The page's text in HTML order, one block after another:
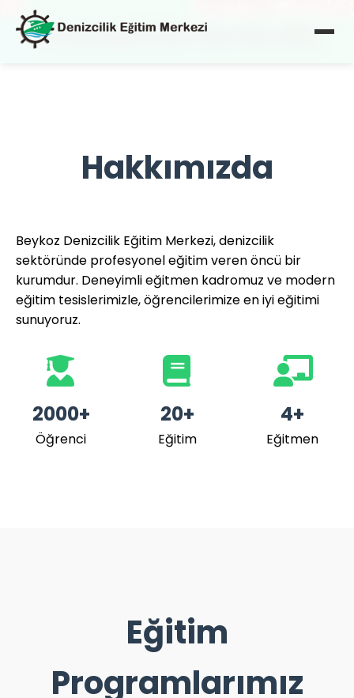
Profesyonel Denizcilik
Uluslararası standartlarda sertifikalı eğitimler
Hakkımızda
Beykoz Denizcilik Eğitim Merkezi, denizcilik
sektöründe profesyonel eğitim veren öncü bir
kurumdur. Deneyimli eğitmen kadromuz ve modern
eğitim tesislerimizle, öğrencilerimize en iyi eğitimi
sunuyoruz.
2000+
Öğrenci
20+
Eğitim
4+
Eğitmen
Eğitim
Programlarımız